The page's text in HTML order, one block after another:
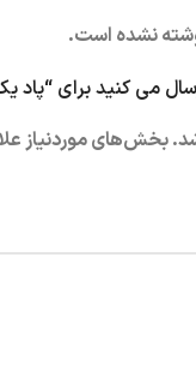
نشده است.
“پاد یکبار مصرف انرژی زا
بخش‌های موردنیاز